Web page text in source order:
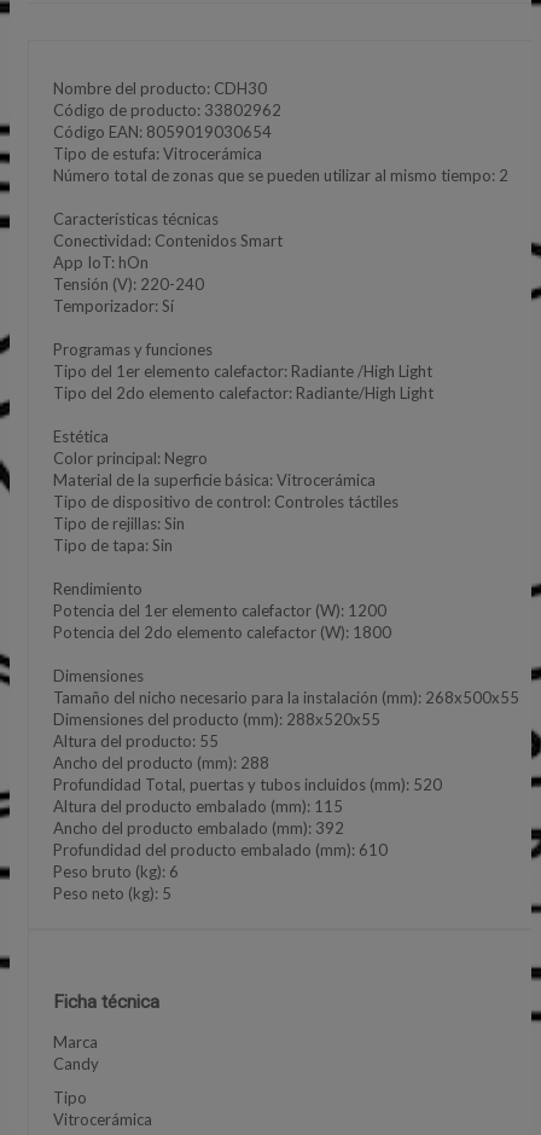
Nombre del producto: CDH30
Código de producto: 33802962
Código EAN: 8059019030654
Tipo de estufa: Vitrocerámica
Número total de zonas que se pueden utilizar al mismo tiempo: 2
Características técnicas
Conectividad: Contenidos Smart
App IoT: hOn
Tensión (V): 220-240
Temporizador: Sí
Programas y funciones
Tipo del 1er elemento calefactor: Radiante /High Light
Tipo del 2do elemento calefactor: Radiante/High Light
Estética
Color principal: Negro
Material de la superficie básica: Vitrocerámica
Tipo de dispositivo de control: Controles táctiles
Tipo de rejillas: Sin
Tipo de tapa: Sin
Rendimiento
Potencia del 1er elemento calefactor (W): 1200
Potencia del 2do elemento calefactor (W): 1800
Dimensiones
Tamaño del nicho necesario para la instalación (mm): 268x500x55
Dimensiones del producto (mm): 288x520x55
Altura del producto: 55
Ancho del producto (mm): 288
Profundidad Total, puertas y tubos incluidos (mm): 520
Altura del producto embalado (mm): 115
Ancho del producto embalado (mm): 392
Profundidad del producto embalado (mm): 610
Peso bruto (kg): 6
Peso neto (kg): 5
Ficha técnica
Marca
Candy
Tipo
Vitrocerámica